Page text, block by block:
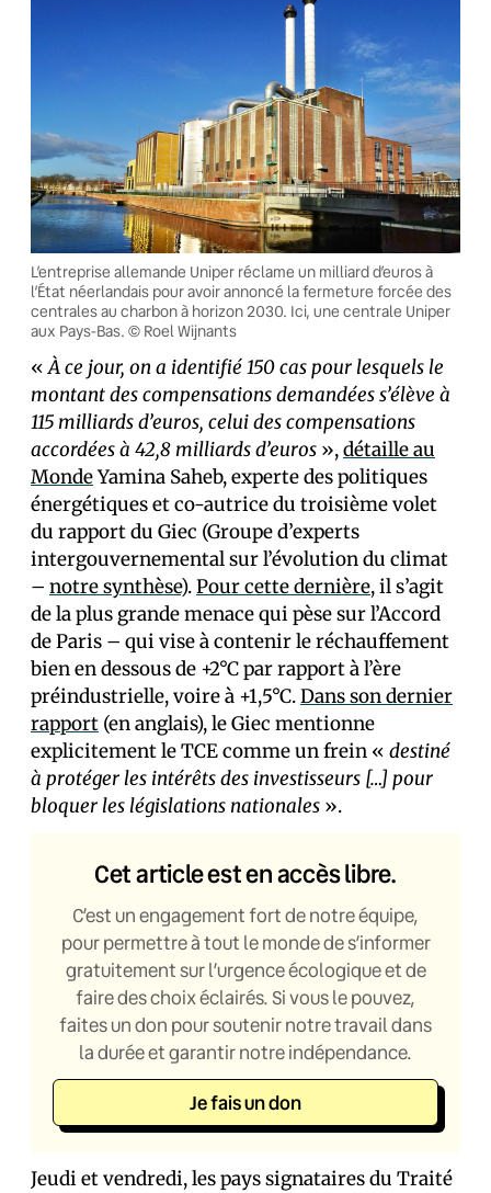
L’entreprise allemande Uniper réclame un milliard d’euros à
l’État néerlandais pour avoir annoncé la fermeture forcée des
centrales au charbon à horizon 2030. Ici, une centrale Uniper
aux Pays-Bas. © Roel Wijnants
«À ce jour, on a identifié 150 cas pour lesquels le
montant des compensations demandées s’élève à
115 milliards d’euros, celui des compensations
accordées à 42,8 milliards d’euros »,détaille au
MondeYamina Saheb, experte des politiques
énergétiques et co-autrice du troisième volet
du rapport du Giec (Groupe d’experts
intergouvernemental sur l’évolution du climat
– notre synthèse).Pour cette dernière, il s’agit
de la plus grande menace qui pèse sur l’Accord
de Paris – qui vise à contenir le réchauffement
bien en dessous de +2°C par rapport à l’ère
préindustrielle, voire à +1,5°C.Dans son dernier
rapport (en anglais), le Giec mentionne
explicitement le TCE comme un frein « destiné
à protéger les intérêts des investisseurs […] pour
bloquer les législations nationales ».
Cet article est en accès libre.
C’est un engagement fort de notre équipe,
pour permettre à tout le monde de s’informer
gratuitement sur l’urgence écologique et de
faire des choix éclairés. Si vous le pouvez,
faites un don pour soutenir notre travail dans
la durée et garantir notre indépendance.
Je fais un don
Jeudi et vendredi, les pays signataires du Traité